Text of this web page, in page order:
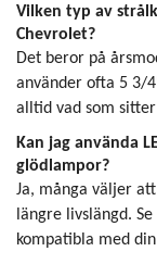
Vilken typ av
Chevrolet?
Det beror på
använder ofta 5 3/
alltid vad som
Kan jag använda
glödlampor?
Ja, många väljer
längre livslängd.
kompatibla med